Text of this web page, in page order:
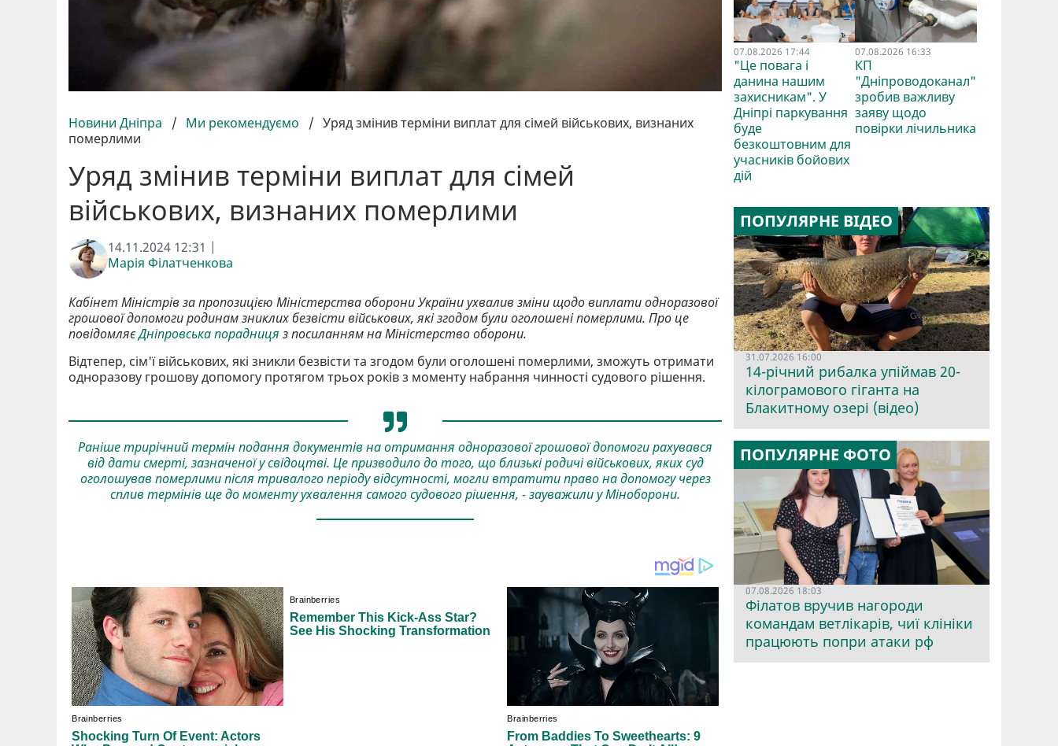
Новини Дніпра / Ми рекомендуємо / Уряд змінив терміни виплат для сімей військових, визнаних
померлими
Уряд змінив терміни виплат для сімей
військових, визнаних померлими
14.11.2024 12:31 |
Марія Філатченкова
Кабінет Міністрів за пропозицією Міністерства оборони України ухвалив зміни щодо виплати одноразової
грошової допомоги родинам зниклих безвісти військових, які згодом були оголошені померлими. Про це
повідомляєДніпровська порадниця з посиланням на Міністерство оборони.
Відтепер, сім'ї військових, які зникли безвісти та згодом були оголошені померлими, зможуть отримати
одноразову грошову допомогу протягом трьох років з моменту набрання чинності судового рішення.
Раніше трирічний термін подання документів на отримання одноразової грошової допомоги рахувався
від дати смерті, зазначеної у свідоцтві. Це призводило до того, що близькі родичі військових, яких суд
оголошував померлими після тривалого періоду відсутності, могли втратити право на допомогу через
сплив термінів ще до моменту ухвалення самого судового рішення, - зауважили у Міноборони.
07.08.2026 17:44
"Це повага і
данина нашим
захисникам". У
Дніпрі паркування
буде
безкоштовним для
учасників бойових
дій
07.08.2026 16:33
КП
"Дніпроводоканал"
зробив важливу
заяву щодо
повірки лічильника
ПОПУЛЯРНЕ ВІДЕО
31.07.2026 16:00
14-річний рибалка упіймав 20-
кілограмового гіганта на
Блакитному озері (відео)
ПОПУЛЯРНЕ ФОТО
07.08.2026 18:03
Філатов вручив нагороди
командам ветлікарів, чиї клініки
працюють попри атаки рф